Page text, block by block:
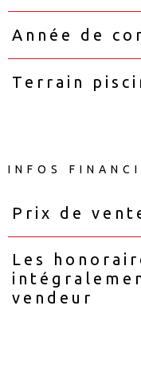
Année de
Terrain
INFOS
Caractéristiques
Prix de
Les
vendeur